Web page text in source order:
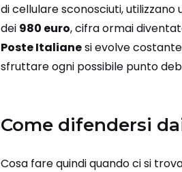
di cellulare sconosciuti,
dei 980 euro, cifra ormai
Poste Italianesi evolve
sfruttare ogni possibile punto
Come difendersi
Cosa fare quindi quando ci si